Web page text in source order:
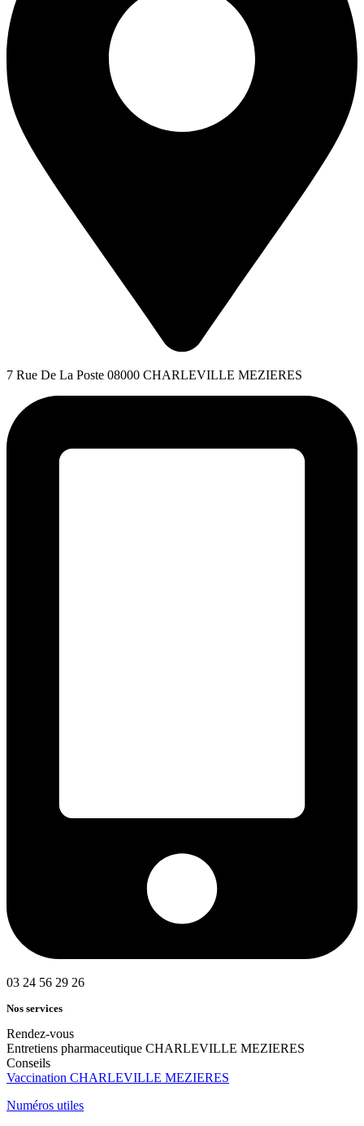
7 Rue De La Poste 08000 CHARLEVILLE MEZIERES
03 24 56 29 26
Nos services
Rendez-vous
Entretiens pharmaceutique CHARLEVILLE MEZIERES
Conseils
Vaccination CHARLEVILLE MEZIERES
Numéros utiles